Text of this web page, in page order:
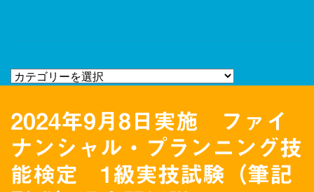
2024年9月8日実施 ファイ
ナンシャル・プランニング技
能検定 1級実技試験（筆記